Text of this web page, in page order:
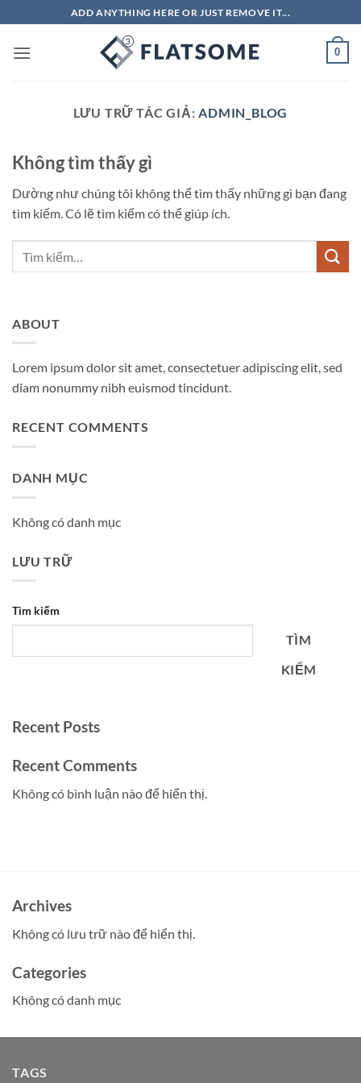
qua
nội
ADD ANYTHING HERE OR JUST REMOVE IT...
0
LƯU TRỮ TÁC GIẢ:ADMIN_BLOG
Không tìm thấy gì
Dường như chúng tôi không thể tìm thấy những gì bạn đang
tìm kiếm. Có lẽ tìm kiếm có thể giúp ích.
ABOUT
Lorem ipsum dolor sit amet, consectetuer adipiscing elit, sed
diam nonummy nibh euismod tincidunt.
RECENT COMMENTS
DANH MỤC
Không có danh mục
LƯU TRỮ
Tìm kiếm
TÌM
KIẾM
Recent Posts
Recent Comments
Không có bình luận nào để hiển thị.
Archives
Không có lưu trữ nào để hiển thị.
Categories
Không có danh mục
TAGS